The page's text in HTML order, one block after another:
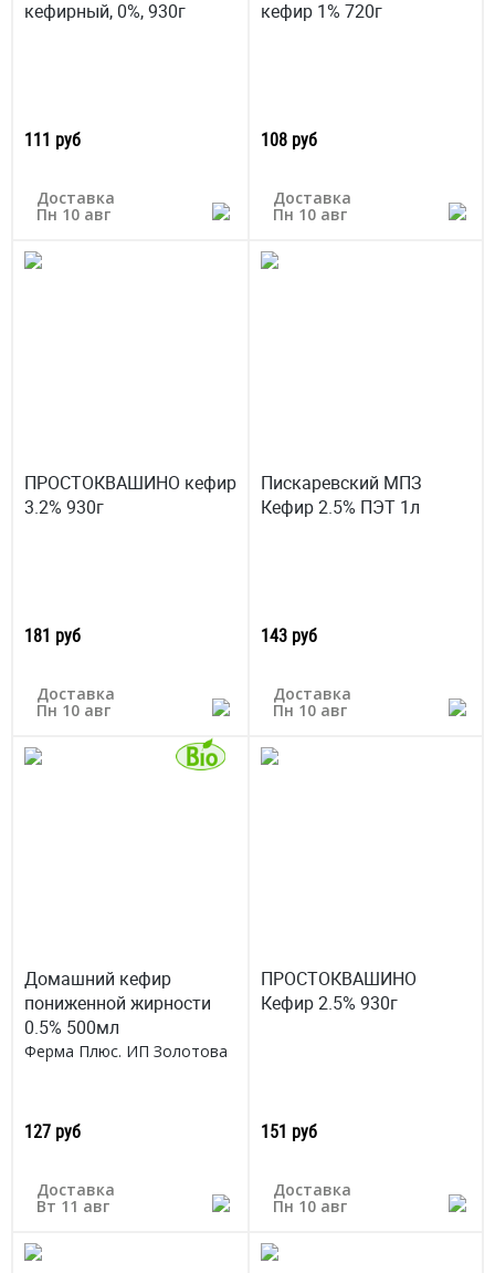
кефирный, 0%, 930г
111 руб
Доставка
Пн 10 авг
кефир 1% 720г
108 руб
Доставка
Пн 10 авг
ПРОСТОКВАШИНО кефир
3.2% 930г
181 руб
Доставка
Пн 10 авг
Пискаревский МПЗ
Кефир 2.5% ПЭТ 1л
143 руб
Доставка
Пн 10 авг
Домашний кефир
пониженной жирности
0.5% 500мл
Ферма Плюс. ИП Золотова
127 руб
Доставка
Вт 11 авг
ПРОСТОКВАШИНО
Кефир 2.5% 930г
151 руб
Доставка
Пн 10 авг